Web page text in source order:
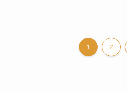
1 2